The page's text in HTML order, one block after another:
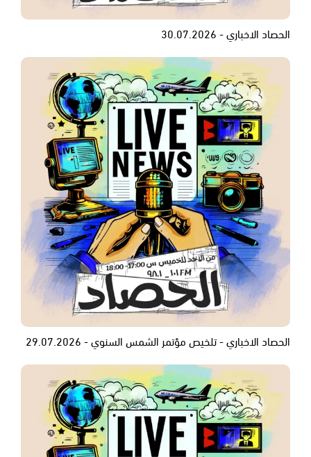
الحصاد الاخباري - 30.07.2026
الحصاد الاخباري - تلخيص مؤتمر الشمس السنوي - 29.07.2026